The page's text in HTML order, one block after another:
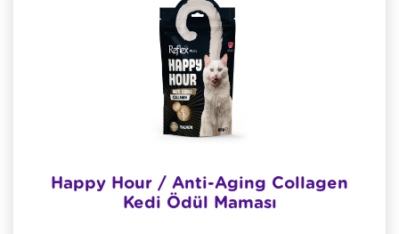
Happy Hour / Anti-Aging Collagen
Kedi Ödül Maması